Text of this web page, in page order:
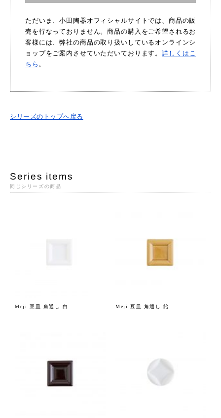
ただいま、小田陶器オフィシャルサイトでは、商品の販
売を行なっておりません。商品の購入をご希望されるお
客様には、弊社の商品の取り扱いしているオンラインシ
ョップをご案内させていただいております。詳しくはこ
ちら 。
シリーズのトップへ戻る
Series items
同じシリーズの商品
Meji 豆皿 角通し 白 Meji 豆皿 角通し 飴